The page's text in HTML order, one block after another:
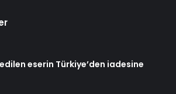
eserin Türkiye’den iadesine